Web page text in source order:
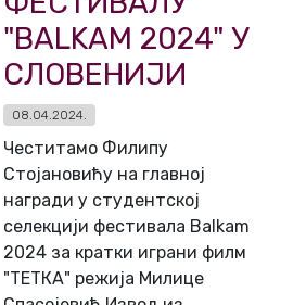
"BALKAM 2024" У
СЛОВЕНИЈИ
08.04.2024.
Честитамо Филипу
Стојановићу на главној
награди у студентској
селекцији фестивала Balkam
2024 за кратки играни филм
"ТЕТКА" режија Милице